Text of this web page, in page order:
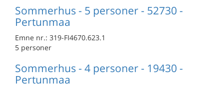
Sommerhus - 5 personer - 52730 -
Pertunmaa
Emne nr.: 319-FI4670.623.1
5 personer
Sommerhus - 4 personer - 19430 -
Pertunmaa